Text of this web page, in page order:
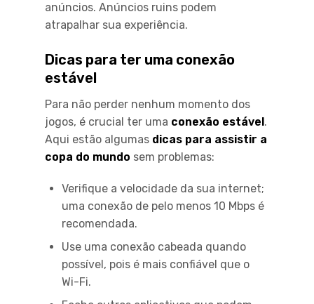
anúncios. Anúncios ruins podem
atrapalhar sua experiência.
Dicas para ter uma conexão
estável
Para não perder nenhum momento dos
jogos, é crucial ter uma conexão estável .
Aqui estão algumas dicas para assistir a
copa do mundo sem problemas:
Verifique a velocidade da sua internet;
uma conexão de pelo menos 10 Mbps é
recomendada.
Use uma conexão cabeada quando
possível, pois é mais confiável que o
Wi-Fi.